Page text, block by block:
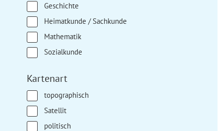
Geschichte
Heimatkunde / Sachkunde
Mathematik
Sozialkunde
Kartenart
topographisch
Satellit
politisch